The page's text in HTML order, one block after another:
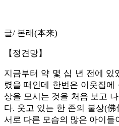
글/ 본래(本来)
【정견망】
지금부터 약 몇 십 년 전에 있
렸을 때인데 한번은 이웃집
상을 모시는 것을 처음 보고
다. 웃고 있는 한 존의 불상(
서로 다른 모습의 많은 아이